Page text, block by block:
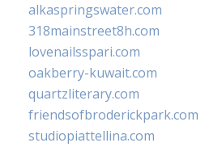
alkaspringswater.com
318mainstreet8h.com
lovenailsspari.com
oakberry-kuwait.com
quartzliterary.com
friendsofbroderickpark.com
studiopiattellina.com